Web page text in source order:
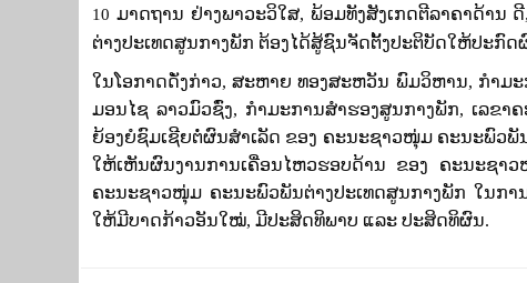
10 ມາດຖານ ຢ່າງພາວະວິໃສ, ພ້ອມທັງສັງເກດຕີລາຄາດ້າ
ຕ່າງປະເທດສູນກາງພັກ ຕ້ອງໄດ້ສູ້ຊົນຈັດຕັ້ງປະຕິບັດໃຫ້ປະກົດ
ໃນໂອກາດດັ່ງກ່າວ, ສະຫາຍ ທອງສະຫວັນ ພົມວິຫານ, ກໍາ
ມອນໄຊ ລາວມົວຊົ່ງ, ກໍາມະການສໍາຮອງສູນກາງພັກ, ​ເລຂ
ຍ້ອງຍໍຊົມເຊີຍຕໍ່ຜົນສຳເລັດ ຂອງ ຄະນະຊາວໜຸ່ມ ຄະນະພົວພັ
ໃຫ້ເຫັນຜົນງານການເຄື່ອນໄຫວຮອບດ້ານ ຂອງ ຄະນະຊາ
ຄະນະຊາວໜຸ່ມ ຄະນະພົວພັນຕ່າງປະເທດສູນກາງພັກ ໃນກ
ໃຫ້ມີບາດກ້າວອັນໃໝ່, ມີປະສິດທິພາບ ແລະ ປະສິດທິຜົນ.